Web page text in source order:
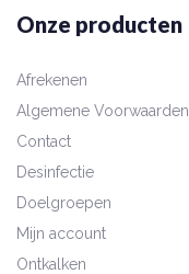
Onze producten
Afrekenen
Algemene Voorwaarden
Contact
Desinfectie
Doelgroepen
Mijn account
Ontkalken